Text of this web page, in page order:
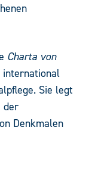
Charta von
Sie legt
der
Denkmalen